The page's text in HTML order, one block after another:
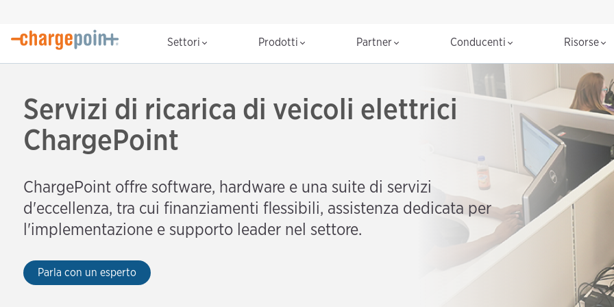
Settori Prodotti Partner Conducenti Risorse
Servizi di ricarica di veicoli elettrici
ChargePoint
ChargePoint offre software, hardware e una suite di servizi
d'eccellenza, tra cui finanziamenti flessibili, assistenza dedicata per
l'implementazione e supporto leader nel settore.
Parla con un esperto